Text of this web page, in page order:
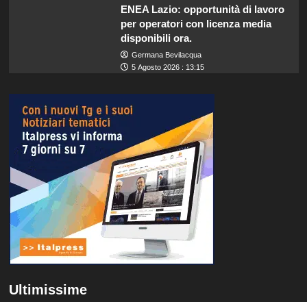
ENEA Lazio: opportunità di lavoro
per operatori con licenza media
disponibili ora.
Germana Bevilacqua
5 Agosto 2026 : 13:15
Ultimissime